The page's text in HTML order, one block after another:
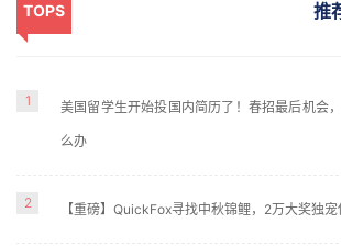
TOPS 推
1 美国留学生开始投国内简历了！春招最后机会
么办
2 【重磅】QuickFox寻找中秋锦鲤，2万大奖独宠